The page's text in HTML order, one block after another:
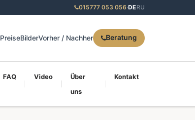
015777 053 056·DERU
PreiseBilderVorher / Nachher Beratung
FAQ Video
Über
uns
Kontakt